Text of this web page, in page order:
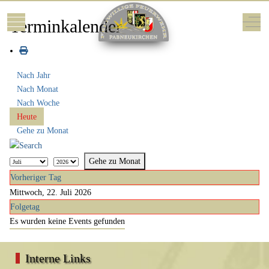
Mobile Menu Toggle Off-
Terminkalender
Nach Jahr
Nach Monat
Nach Woche
Heute
Gehe zu Monat
Gehe zu Monat
Vorheriger Tag
Mittwoch, 22. Juli 2026
Folgetag
Es wurden keine Events gefunden
Interne Links